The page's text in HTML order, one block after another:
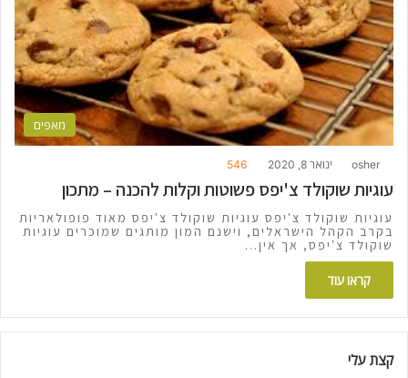
מאפים
osher ינואר 8, 2020 546
עוגיות שוקולד צ'יפס פשוטות וקלות להכנה – מתכון
עוגיות שוקולד צ'יפס עוגיות שוקולד צ'יפס מאוד פופולאריות
בקרב הקהל הישראלים, וישנם המון מותגים שמוכרים עוגיות
שוקולד צ'יפס, אך אין…
קראו עוד
קצת עלי